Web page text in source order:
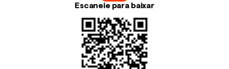
Escaneie para baixar